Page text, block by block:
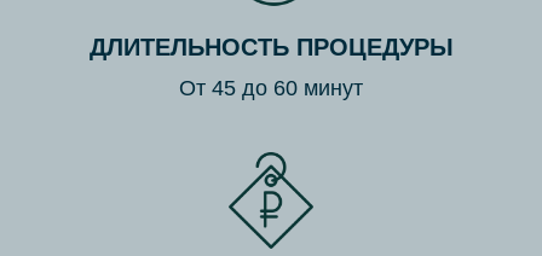
ДЛИТЕЛЬНОСТЬ ПРОЦЕДУРЫ
От 45 до 60 минут